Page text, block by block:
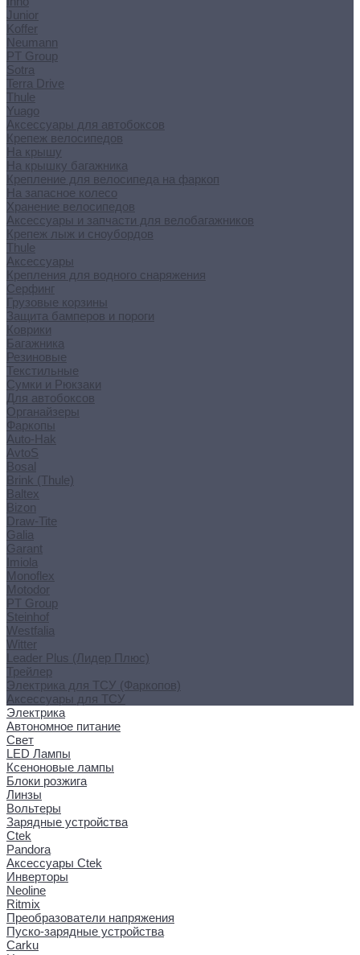
Junior
Koffer
Neumann
PT Group
Sotra
Terra Drive
Thule
Yuago
Аксессуары для автобоксов
Крепеж велосипедов
На крышу
На крышку багажника
Крепление для велосипеда на фаркоп
На запасное колесо
Хранение велосипедов
Аксессуары и запчасти для велобагажников
Крепеж лыж и сноубордов
Thule
Аксессуары
Крепления для водного снаряжения
Серфинг
Грузовые корзины
Защита бамперов и пороги
Коврики
Багажника
Резиновые
Текстильные
Сумки и Рюкзаки
Для автобоксов
Органайзеры
Фаркопы
Auto-Hak
AvtoS
Bosal
Brink (Thule)
Baltex
Bizon
Draw-Tite
Galia
Garant
Imiola
Monoflex
Motodor
PT Group
Steinhof
Westfalia
Witter
Leader Plus (Лидер Плюс)
Трейлер
Электрика для ТСУ (Фаркопов)
Аксессуары для ТСУ
Электрика
Автономное питание
Свет
LED Лампы
Ксеноновые лампы
Блоки розжига
Линзы
Вольтеры
Зарядные устройства
Ctek
Pandora
Аксессуары Ctek
Инверторы
Neoline
Ritmix
Преобразователи напряжения
Пуско-зарядные устройства
Carku